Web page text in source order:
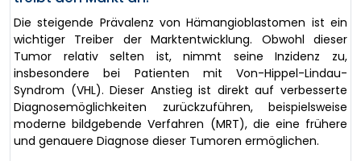
Die steigende Prävalenz von Hämangioblastomen ist ein
wichtiger Treiber der Marktentwicklung. Obwohl dieser
Tumor relativ selten ist, nimmt seine Inzidenz zu,
insbesondere bei Patienten mit Von-Hippel-Lindau-
Syndrom (VHL). Dieser Anstieg ist direkt auf verbesserte
Diagnosemöglichkeiten zurückzuführen, beispielsweise
moderne bildgebende Verfahren (MRT), die eine frühere
und genauere Diagnose dieser Tumoren ermöglichen.